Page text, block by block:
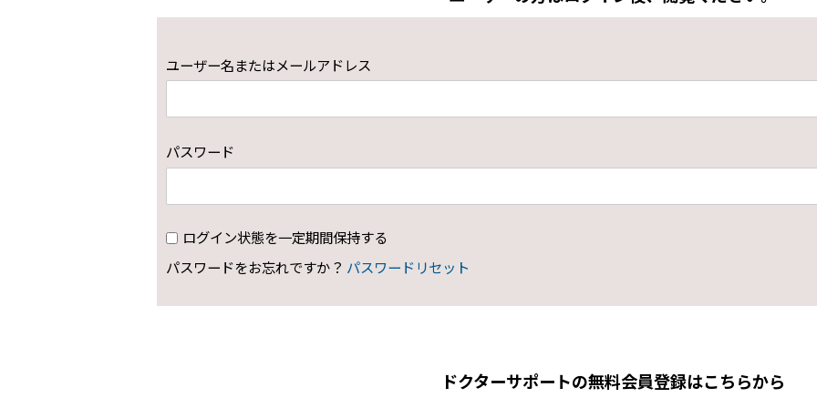
ユーザー名またはメールアドレス
パスワード
ログイン状態を一定期間保持する
パスワードをお忘れですか？ パスワードリセット
ドクターサポートの無料会員登録はこちらから